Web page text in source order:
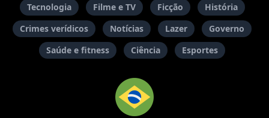
Tecnologia
Filme e TV Ficção
História
Crimes verídicos
Notícias Lazer
Governo
Saúde e fitness
Ciência Esportes